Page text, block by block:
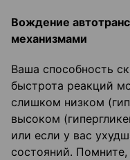
Вождение
механизмами
Ваша способность
быстрота реакций
слишком низком
высоком
или если у вас
состояний.